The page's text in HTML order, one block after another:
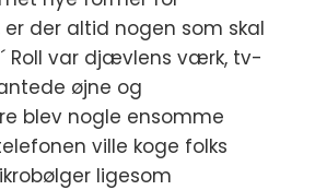
der altid nogen som skal
Roll var djævlens værk, tv-
øjne og
blev nogle ensomme
ville koge folks
ligesom